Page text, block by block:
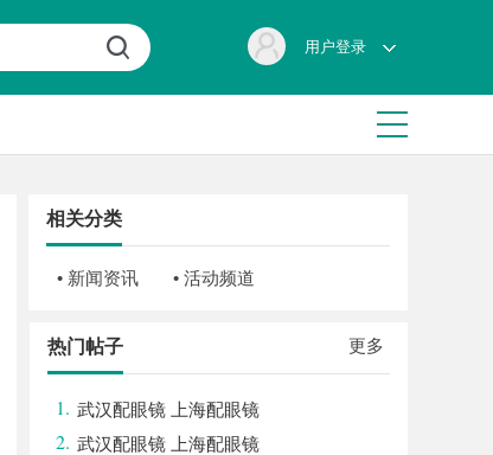
用户登录
相关分类
• 新闻资讯 • 活动频道
更多
热门帖子
1. 武汉配眼镜 上海配眼镜
2. 武汉配眼镜 上海配眼镜